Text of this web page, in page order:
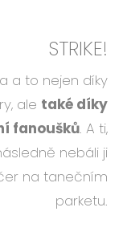
STRIKE!
a to nejen díky
ale také díky
fanoušků. A ti,
nebáli ji
na tanečním
parketu.